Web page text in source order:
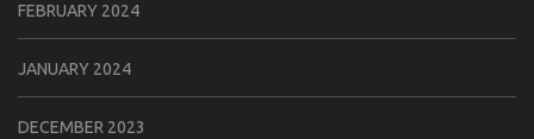
FEBRUARY 2024
JANUARY 2024
DECEMBER 2023